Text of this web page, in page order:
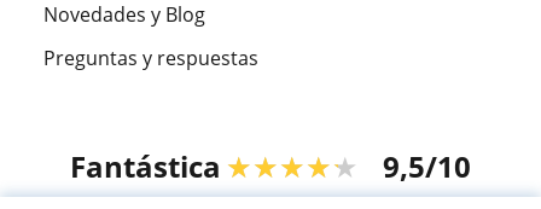
Novedades y Blog
Preguntas y respuestas
Fantástica ★★★★★ 9,5/10